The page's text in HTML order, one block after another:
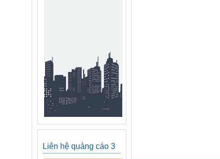
Liên hệ quảng cáo 3